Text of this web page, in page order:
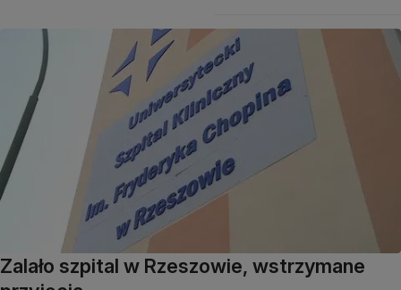
Zalało szpital w Rzeszowie, wstrzymane